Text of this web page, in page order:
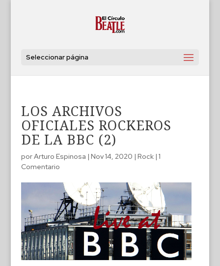
Seleccionar página
LOS ARCHIVOS
OFICIALES ROCKEROS
DE LA BBC (2)
porArturo Espinosa | Nov 14, 2020 | Rock| 1
Comentario